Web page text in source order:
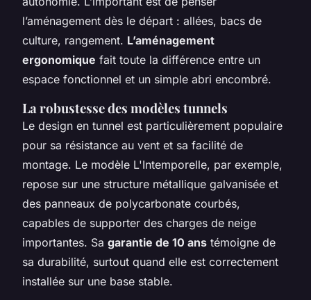
l’aménagement dès le départ : allées, bacs de
culture, rangement. L’aménagement
ergonomique fait toute la différence entre un
espace fonctionnel et un simple abri encombré.
La robustesse des modèles tunnels
Le design en tunnel est particulièrement populaire
pour sa résistance au vent et sa facilité de
montage. Le modèle L'Intemporelle, par exemple,
repose sur une structure métallique galvanisée et
des panneaux de polycarbonate courbés,
capables de supporter des charges de neige
importantes. Sa garantie de 10 ans témoigne de
sa durabilité, surtout quand elle est correctement
installée sur une base stable.